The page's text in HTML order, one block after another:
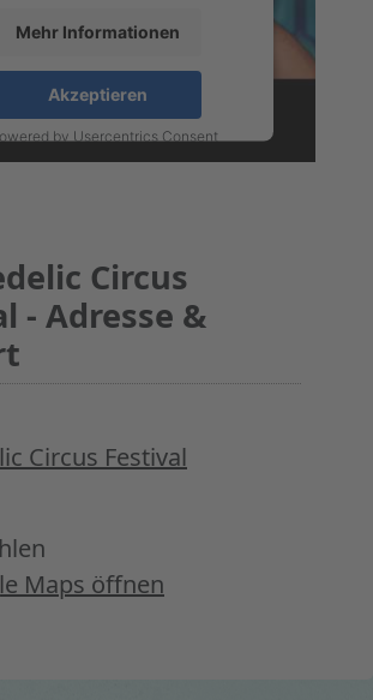
Mehr Informationen
Akzeptieren
by Usercentrics Consent
Circus
- Adresse &
Circus Festival
Maps öffnen